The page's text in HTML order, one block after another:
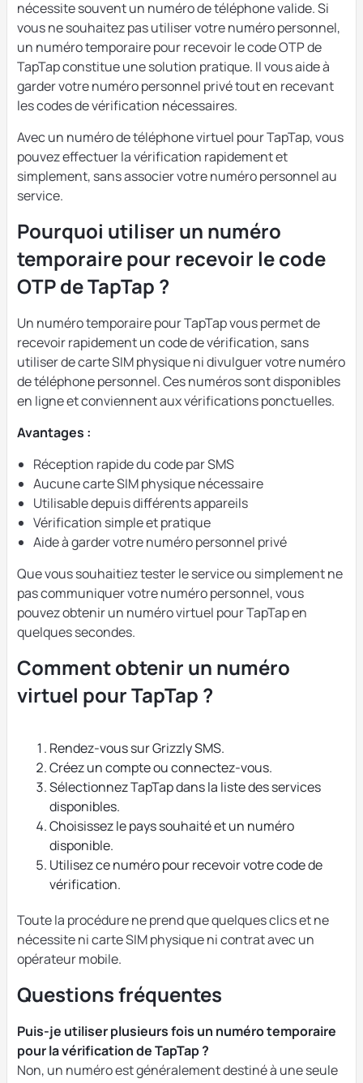
nécessite souvent un numéro de téléphone valide. Si
vous ne souhaitez pas utiliser votre numéro personnel,
un numéro temporaire pour recevoir le code OTP de
TapTap constitue une solution pratique. Il vous aide à
garder votre numéro personnel privé tout en recevant
les codes de vérification nécessaires.
Avec un numéro de téléphone virtuel pour TapTap, vous
pouvez effectuer la vérification rapidement et
simplement, sans associer votre numéro personnel au
service.
Pourquoi utiliser un numéro
temporaire pour recevoir le code
OTP de TapTap ?
Un numéro temporaire pour TapTap vous permet de
recevoir rapidement un code de vérification, sans
utiliser de carte SIM physique ni divulguer votre numéro
de téléphone personnel. Ces numéros sont disponibles
en ligne et conviennent aux vérifications ponctuelles.
Avantages :
Réception rapide du code par SMS
Aucune carte SIM physique nécessaire
Utilisable depuis différents appareils
Vérification simple et pratique
Aide à garder votre numéro personnel privé
Que vous souhaitiez tester le service ou simplement ne
pas communiquer votre numéro personnel, vous
pouvez obtenir un numéro virtuel pour TapTap en
quelques secondes.
Comment obtenir un numéro
virtuel pour TapTap ?
Rendez-vous sur Grizzly SMS.
Créez un compte ou connectez-vous.
Sélectionnez TapTap dans la liste des services
disponibles.
Choisissez le pays souhaité et un numéro
disponible.
Utilisez ce numéro pour recevoir votre code de
vérification.
Toute la procédure ne prend que quelques clics et ne
nécessite ni carte SIM physique ni contrat avec un
opérateur mobile.
Questions fréquentes
Puis-je utiliser plusieurs fois un numéro temporaire
pour la vérification de TapTap ?
Non, un numéro est généralement destiné à une seule